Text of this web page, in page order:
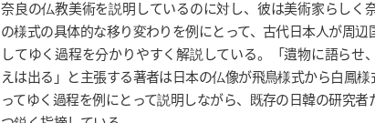
奈良の仏教美術を説明しているのに対し、彼は美術家らしく
の様式の具体的な移り変わりを例にとって、古代日本人が周
してゆく過程を分かりやすく解説している。「遺物に語らせ
えは出る」と主張する著者は日本の仏像が飛鳥様式から白鳳
ってゆく過程を例にとって説明しながら、既存の日韓の研究